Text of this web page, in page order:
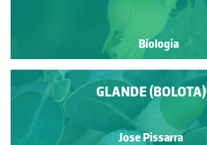
Biologia
GLANDE (BOLOTA)
Jose Pissarra